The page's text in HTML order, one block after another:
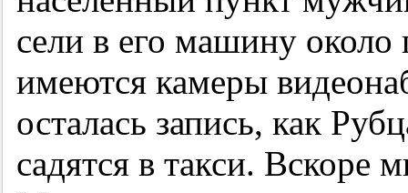
сели в его машину
имеются камеры
осталась запись, как
садятся в такси.